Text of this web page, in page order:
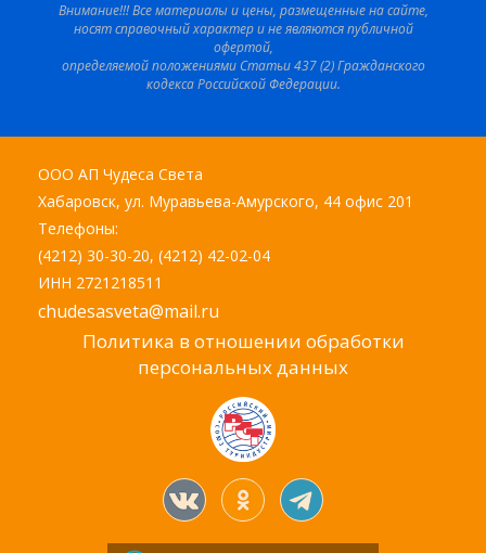
Внимание!!! Все материалы и цены, размещенные на сайте,
носят справочный характер и не являются публичной
офертой,
определяемой положениями Статьи 437 (2) Гражданского
кодекса Российской Федерации.
ООО АП Чудеса Света
Хабаровск, ул. Муравьева-Амурского, 44 офис 201
Телефоны:
(4212) 30-30-20, (4212) 42-02-04
ИНН 2721218511
chudesasveta@mail.ru
Политика в отношении обработки
персональных данных